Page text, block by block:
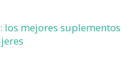
los mejores suplementos